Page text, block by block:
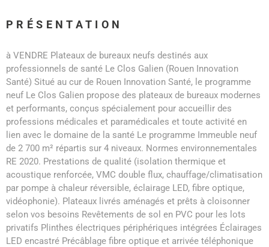
PRÉSENTATION
à VENDRE Plateaux de bureaux neufs destinés aux
professionnels de santé Le Clos Galien (Rouen Innovation
Santé) Situé au cur de Rouen Innovation Santé, le programme
neuf Le Clos Galien propose des plateaux de bureaux modernes
et performants, conçus spécialement pour accueillir des
professions médicales et paramédicales et toute activité en
lien avec le domaine de la santé Le programme Immeuble neuf
de 2 700 m² répartis sur 4 niveaux. Normes environnementales
RE 2020. Prestations de qualité (isolation thermique et
acoustique renforcée, VMC double flux, chauffage/climatisation
par pompe à chaleur réversible, éclairage LED, fibre optique,
vidéophonie). Plateaux livrés aménagés et prêts à cloisonner
selon vos besoins Revêtements de sol en PVC pour les lots
privatifs Plinthes électriques périphériques intégrées Éclairages
LED encastré Précâblage fibre optique et arrivée téléphonique